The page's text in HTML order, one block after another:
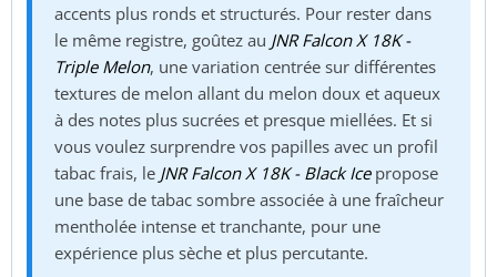
accents plus ronds et structurés. Pour rester dans
le même registre, goûtez au JNR Falcon X 18K -
Triple Melon, une variation centrée sur différentes
textures de melon allant du melon doux et aqueux
à des notes plus sucrées et presque miellées. Et si
vous voulez surprendre vos papilles avec un profil
tabac frais, le JNR Falcon X 18K - Black Icepropose
une base de tabac sombre associée à une fraîcheur
mentholée intense et tranchante, pour une
expérience plus sèche et plus percutante.